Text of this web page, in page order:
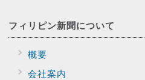
フィリピン新聞について
概要
会社案内